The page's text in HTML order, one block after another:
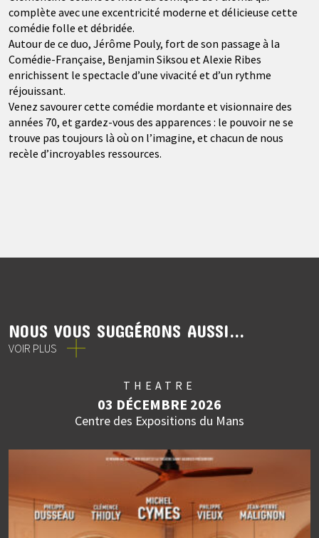
complète avec une excentricité moderne et délicieuse cette
comédie folle et débridée.
Autour de ce duo, Jérôme Pouly, fort de son passage à la
Comédie-Française, Benjamin Siksou et Alexie Ribes
enrichissent le spectacle d’une vivacité et d’un rythme
réjouissant.
Venez savourer cette comédie mordante et visionnaire des
années 70, et gardez-vous des apparences : le pouvoir ne se
trouve pas toujours là où on l’imagine, et chacun de nous
recèle d’incroyables ressources.
NOUS VOUS SUGGÉRONS AUSSI...
VOIR PLUS
THEATRE
03 DÉCEMBRE 2026
Centre des Expositions du Mans